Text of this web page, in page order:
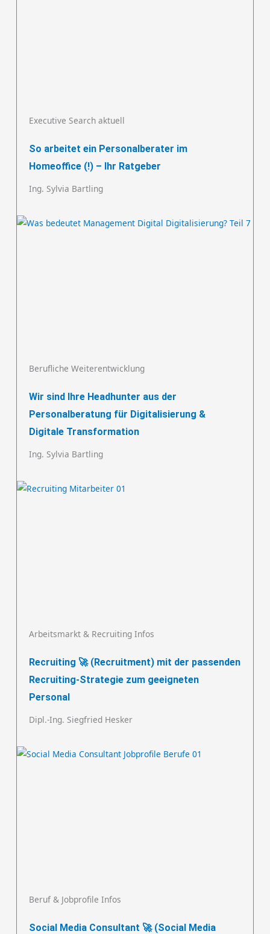
Executive Search aktuell
So arbeitet ein Personalberater im
Homeoffice (!) – Ihr Ratgeber
Ing. Sylvia Bartling
Berufliche Weiterentwicklung
Wir sind Ihre Headhunter aus der
Personalberatung für Digitalisierung &
Digitale Transformation
Ing. Sylvia Bartling
Arbeitsmarkt & Recruiting Infos
Recruiting 🚀 (Recruitment) mit der passenden
Recruiting-Strategie zum geeigneten
Personal
Dipl.-Ing. Siegfried Hesker
Beruf & Jobprofile Infos
Social Media Consultant 🚀 (Social Media